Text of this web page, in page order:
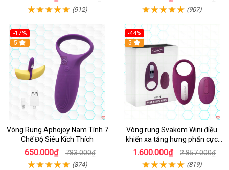
(912) (907)
-17%
Hot
5
Vòng Rung Aphojoy Nam Tính 7
Chế Độ Siêu Kích Thích
650.000₫ 783.000₫
(874)
-44%
5
Vòng rung Svakom Wini điều
khiển xa tăng hưng phấn cực
đỉnh
1.600.000₫ 2.857.000₫
(819)